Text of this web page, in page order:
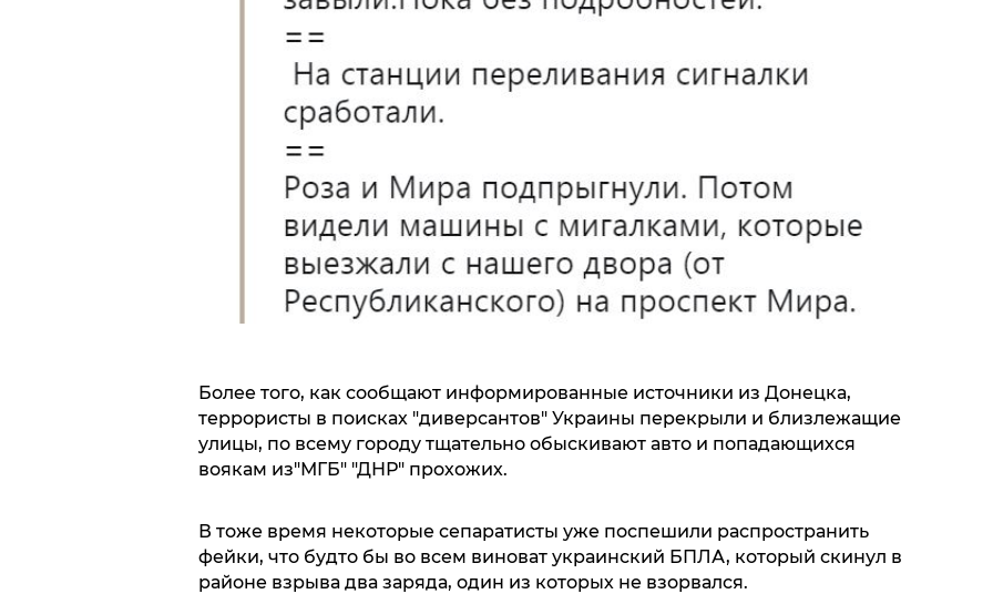
Более того, как сообщают информированные источники из Донецка,
террористы в поисках "диверсантов" Украины перекрыли и близлежащие
улицы, по всему городу тщательно обыскивают авто и попадающихся
воякам из"МГБ" "ДНР" прохожих.
В тоже время некоторые сепаратисты уже поспешили распространить
фейки, что будто бы во всем виноват украинский БПЛА, который скинул в
районе взрыва два заряда, один из которых не взорвался.